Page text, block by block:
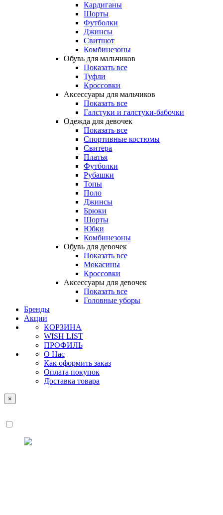
Кардиганы
Шорты
Футболки
Джинсы
Свитшот
Комбинезоны
Обувь для мальчиков
Показать все
Туфли
Кроссовки
Аксессуары для мальчиков
Показать все
Галстуки и галстуки-бабочки
Одежда для девочек
Показать все
Спортивные костюмы
Свитера
Платья
Футболки
Рубашки
Топы
Поло
Джинсы
Брюки
Шорты
Юбки
Комбинезоны
Обувь для девочек
Показать все
Мокасины
Кроссовки
Аксессуары для девочек
Показать все
Головные уборы
Бренды
Акции
КОРЗИНА
WISH LIST
ПРОФИЛЬ
О Нас
Как оформить заказ
Оплата покупок
Доставка товара
×